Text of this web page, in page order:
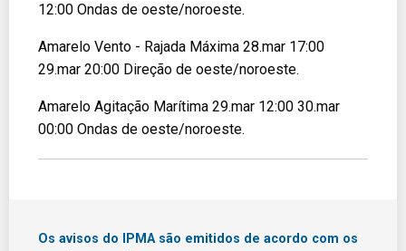
12:00 Ondas de oeste/noroeste.
Amarelo Vento - Rajada Máxima 28.mar 17:00
29.mar 20:00 Direção de oeste/noroeste.
Amarelo Agitação Marítima 29.mar 12:00 30.mar
00:00 Ondas de oeste/noroeste.
Os avisos do IPMA são emitidos de acordo com os